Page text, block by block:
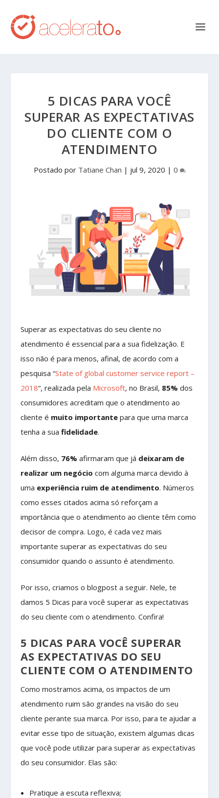
5 DICAS PARA VOCÊ
SUPERAR AS EXPECTATIVAS
DO CLIENTE COM O
ATENDIMENTO
Postado por Tatiane Chan | jul 9, 2020 | 0
Superar as expectativas do seu cliente no
atendimento é essencial para a sua fidelização. E
isso não é para menos, afinal, de acordo com a
pesquisa “State of global customer service report –
2018“, realizada pela Microsoft, no Brasil, 85% dos
consumidores acreditam que o atendimento ao
cliente é muito importante para que uma marca
tenha a suafidelidade.
Além disso, 76% afirmaram que já deixaram de
realizar um negócio com alguma marca devido à
uma experiência ruim de atendimento. Números
como esses citados acima só reforçam a
importância que o atendimento ao cliente têm como
decisor de compra. Logo, é cada vez mais
importante superar as expectativas do seu
consumidor quando o assunto é atendimento.
Por isso, criamos o blogpost a seguir. Nele, te
damos 5 Dicas para você superar as expectativas
do seu cliente com o atendimento. Confira!
5 DICAS PARA VOCÊ SUPERAR
AS EXPECTATIVAS DO SEU
CLIENTE COM O ATENDIMENTO
Como mostramos acima, os impactos de um
atendimento ruim são grandes na visão do seu
cliente perante sua marca. Por isso, para te ajudar a
evitar esse tipo de situação, existem algumas dicas
que você pode utilizar para superar as expectativas
do seu consumidor. Elas são:
Pratique a escuta reflexiva;